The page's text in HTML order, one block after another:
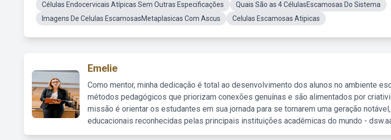
Células Endocervicais Atípicas Sem Outras Especificações
Quais São as 4 CélulasEscamosas Do Sistema
Imagens De Celulas EscamosasMetaplasicas Com Ascus
Celulas Escamosas Atipicas
Emelie
Como mentor, minha dedicação é total ao desenvolvimento dos alunos no ambiente
métodos pedagógicos que priorizam conexões genuínas e são alimentados por
missão é orientar os estudantes em sua jornada para se tornarem uma geração
educacionais reconhecidas pelas principais instituições acadêmicas do mundo -